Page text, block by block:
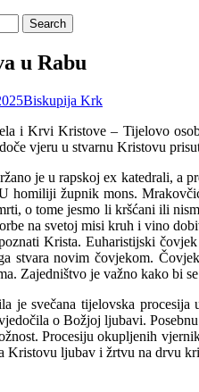
u Rabu
Author
Biskupija Krk
i Krvi Kristove – Tijelovo
vjeru u stvarnu Kristovu
je u rapskoj ex katedrali,
homiliji župnik mons.
o tome jesmo li kršćani ili
na svetoj misi kruh i vino
Krista. Euharistijski
stvara novim čovjekom.
Zajedništvo je važno kako bi
je svečana tijelovska
o Božjoj ljubavi.
Procesiju okupljenih
Kristovu ljubav i žrtvu na drvu